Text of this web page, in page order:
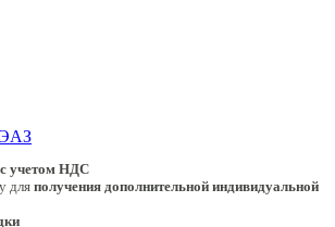
учетом НДС
для получения дополнительной индивидуальной